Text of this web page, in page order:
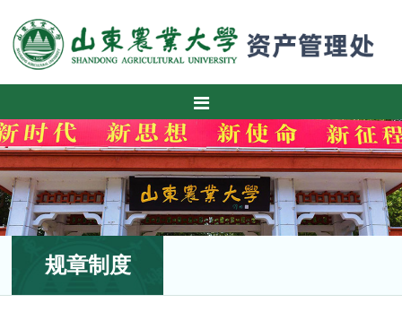
规章制度